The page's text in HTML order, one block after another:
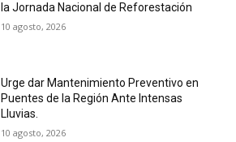
la Jornada Nacional de Reforestación
10 agosto, 2026
Urge dar Mantenimiento Preventivo en
Puentes de la Región Ante Intensas
Lluvias.
10 agosto, 2026